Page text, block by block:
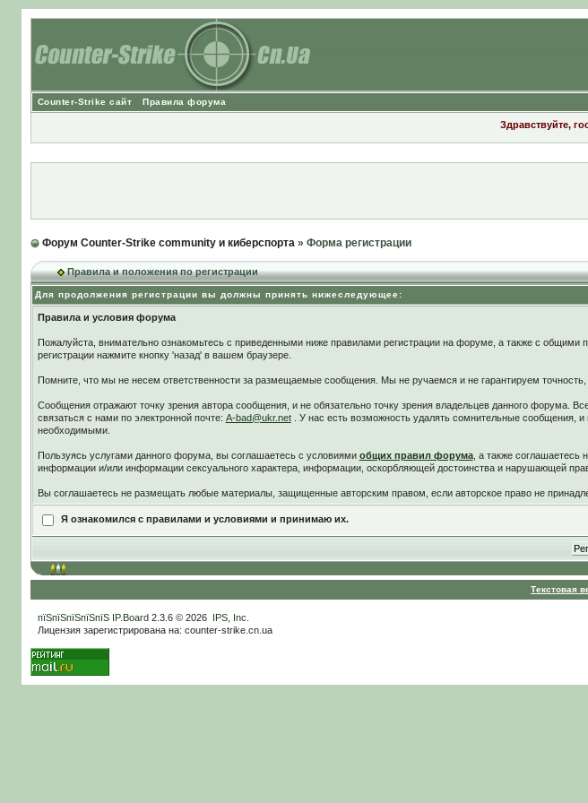
Counter-Strike сайт Правила форума
Здравствуйте,
Форум Counter-Strike community и киберспорта» Форма регистрации
Правила и положения по регистрации
Для продолжения регистрации вы должны принять нижеследующее:
Правила и условия форума
Пожалуйста, внимательно ознакомьтесь с приведенными ниже правилами регистрации на форуме, а также с
регистрации нажмите кнопку 'назад' в вашем браузере.
Помните, что мы не несем ответственности за размещаемые сообщения. Мы не ручаемся и не гарантируем
Сообщения отражают точку зрения автора сообщения, и не обязательно точку зрения владельцев данного
связаться с нами по электронной почте: A-bad@ukr.net. У нас есть возможность удалять сомнительные сообщения,
необходимыми.
Пользуясь услугами данного форума, вы соглашаетесь c условиями общих правил форума, а также соглашаетесь
информации и/или информации сексуального характера, информации, оскорбляющей достоинства и нарушающей
Вы соглашаетесь не размещать любые материалы, защищенные авторским правом, если авторское право не
Я ознакомился с правилами и условиями и принимаю их.
Текстовая
пїЅпїЅпїЅпїЅпїЅ IP.Board2.3.6 © 2026 IPS, Inc
Лицензия зарегистрирована на: counter-strike.cn.ua